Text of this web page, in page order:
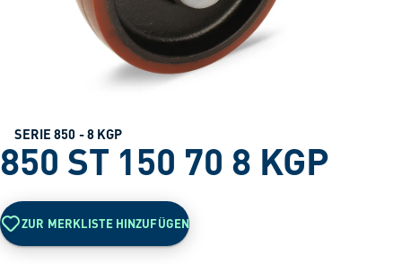
SERIE 850 - 8 KGP
850 ST 150 70 8 KGP
ZUR MERKLISTE HINZUFÜGEN